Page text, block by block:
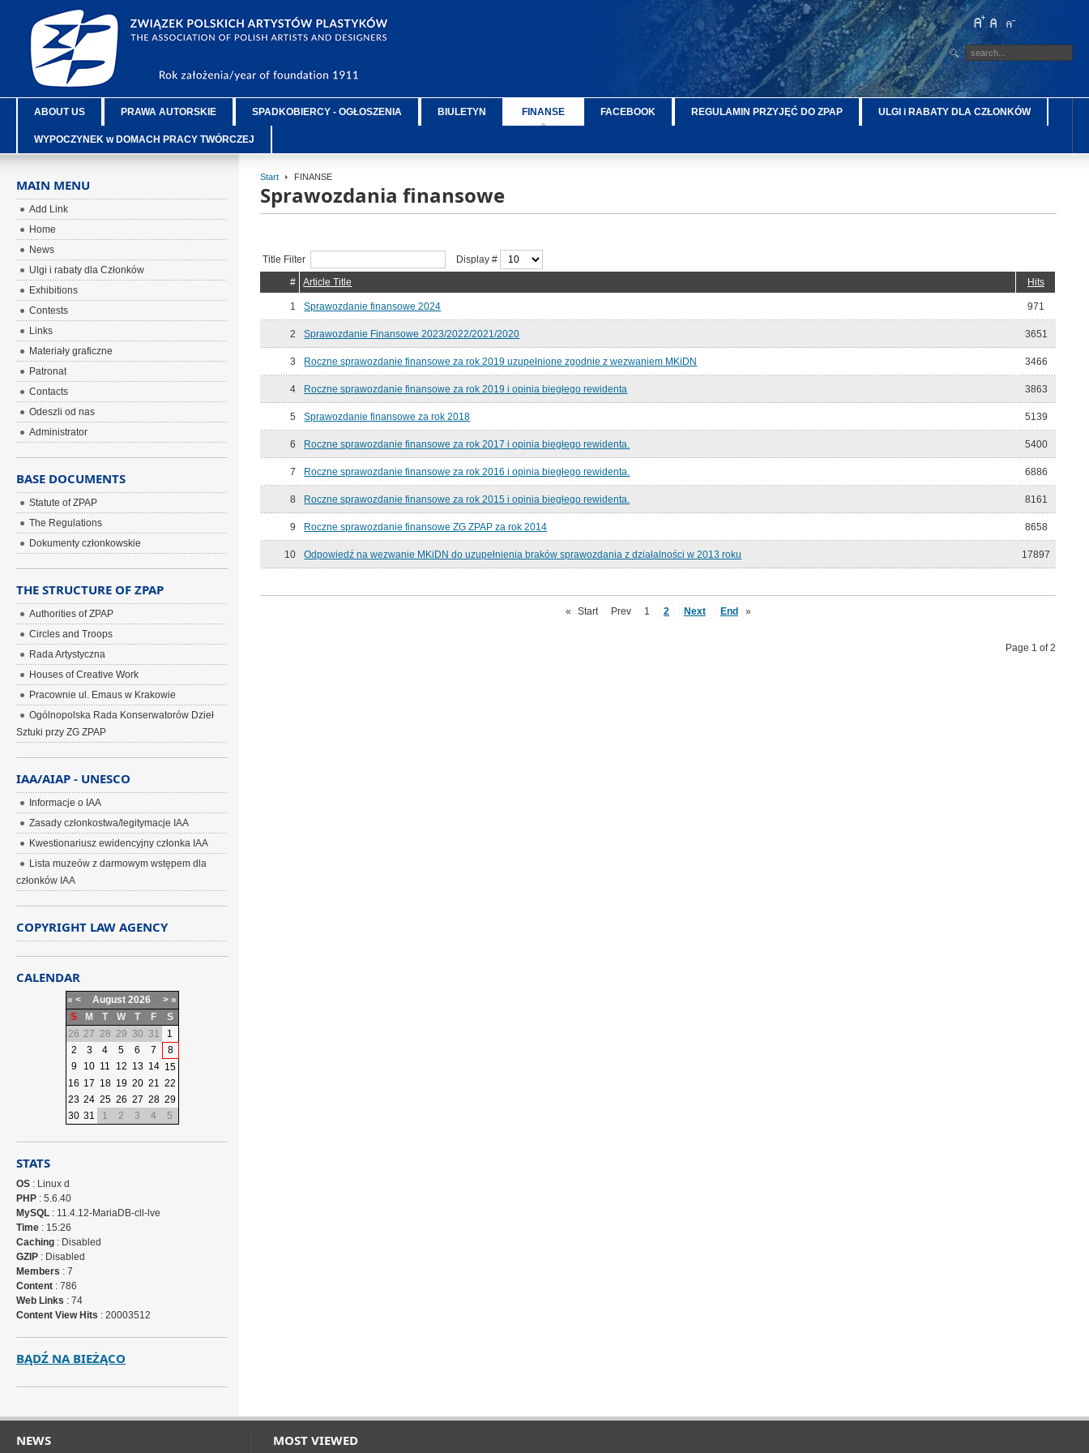
ABOUT US PRAWA AUTORSKIE SPADKOBIERCY - OGŁOSZENIA BIULETYN FINANSE FACEBOOK REGULAMIN PRZYJĘĆ DO ZPAP ULGI i RABATY DLA CZŁONKÓW
WYPOCZYNEK w DOMACH PRACY TWÓRCZEJ
Start FINANSE
Sprawozdania finansowe
Title Filter
Display #
#
Article Title Hits
1 Sprawozdanie finansowe 2024 971
2 Sprawozdanie Finansowe 2023/2022/2021/2020 3651
3 Roczne sprawozdanie finansowe za rok 2019 uzupełnione zgodnie z wezwaniem MKiDN 3466
4 Roczne sprawozdanie finansowe za rok 2019 i opinia biegłego rewidenta 3863
5 Sprawozdanie finansowe za rok 2018 5139
6 Roczne sprawozdanie finansowe za rok 2017 i opinia biegłego rewidenta. 5400
7 Roczne sprawozdanie finansowe za rok 2016 i opinia biegłego rewidenta. 6886
8 Roczne sprawozdanie finansowe za rok 2015 i opinia biegłego rewidenta. 8161
9 Roczne sprawozdanie finansowe ZG ZPAP za rok 2014 8658
10 Odpowiedź na wezwanie MKiDN do uzupełnienia braków sprawozdania z działalności w 2013 roku 17897
« Start Prev 1 2 Next End »
Page 1 of 2
MAIN MENU
Add Link
Home
News
Ulgi i rabaty dla Członków
Exhibitions
Contests
Links
Materiały graficzne
Patronat
Contacts
Odeszli od nas
Administrator
BASE DOCUMENTS
Statute of ZPAP
The Regulations
Dokumenty członkowskie
THE STRUCTURE OF ZPAP
Authorities of ZPAP
Circles and Troops
Rada Artystyczna
Houses of Creative Work
Pracownie ul. Emaus w Krakowie
Ogólnopolska Rada Konserwatorów Dzieł
Sztuki przy ZG ZPAP
IAA/AIAP - UNESCO
Informacje o IAA
Zasady członkostwa/legitymacje IAA
Kwestionariusz ewidencyjny członka IAA
Lista muzeów z darmowym wstępem dla
członków IAA
COPYRIGHT LAW AGENCY
CALENDAR
« < August 2026 > »
S
M T W T F
S
26 27 28 29 30 31
1
2
3 4 5 6 7
8
9
10 11 12 13 14 15
16 17 18 19 20 21 22
23 24 25 26 27 28 29
30 31 1 2 3 4 5
STATS
OS : Linux d
PHP : 5.6.40
MySQL : 11.4.12-MariaDB-cll-lve
Time : 15:26
Caching : Disabled
GZIP : Disabled
Members : 7
Content : 786
Web Links : 74
Content View Hits : 20003512
BĄDŹ NA BIEŻĄCO
NEWS MOST VIEWED